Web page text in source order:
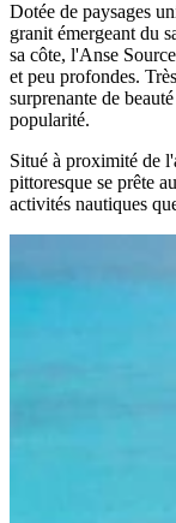
Dotée de paysages
granit émergeant du
sa côte, l'Anse
et peu profondes.
surprenante de
popularité.
Situé à proximité de
pittoresque se prête
activités nautiques